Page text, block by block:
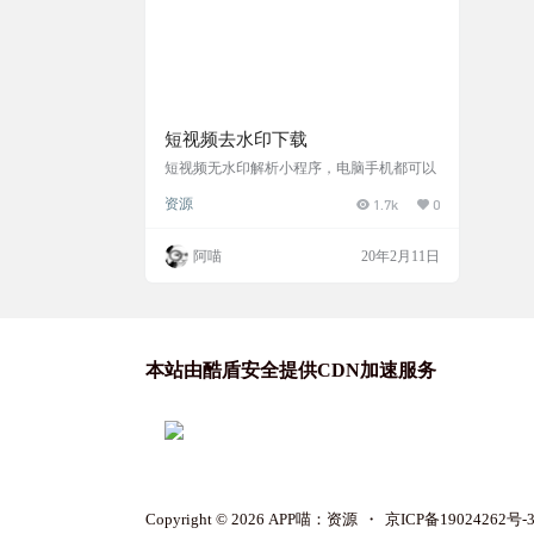
短视频去水印下载
短视频无水印解析小程序，电脑手机都可以
资源 1.7k 0
阿喵 20年2月11日
本站由酷盾安全提供CDN加速服务
Copyright © 2026 APP喵：资源 ・ 京ICP备19024262号-3